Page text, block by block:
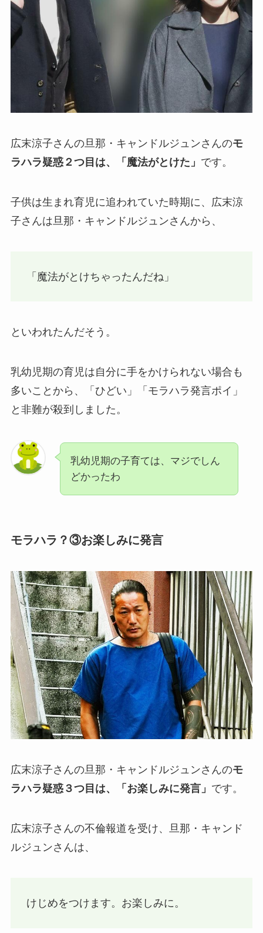
広末涼子さんの旦那・キャンドルジュンさんのモ
ラハラ疑惑２つ目は、「魔法がとけた」 です。
子供は生まれ育児に追われていた時期に、広末涼
子さんは旦那・キャンドルジュンさんから、
「魔法がとけちゃったんだね」
といわれたんだそう。
乳幼児期の育児は自分に手をかけられない場合も
多いことから、「ひどい」「モラハラ発言ポイ」
と非難が殺到しました。
乳幼児期の子育ては、マジでしん
どかったわ
モラハラ？③お楽しみに発言
広末涼子さんの旦那・キャンドルジュンさんのモ
ラハラ疑惑３つ目は、「お楽しみに発言」 です。
広末涼子さんの不倫報道を受け、旦那・キャンド
ルジュンさんは、
けじめをつけます。お楽しみに。